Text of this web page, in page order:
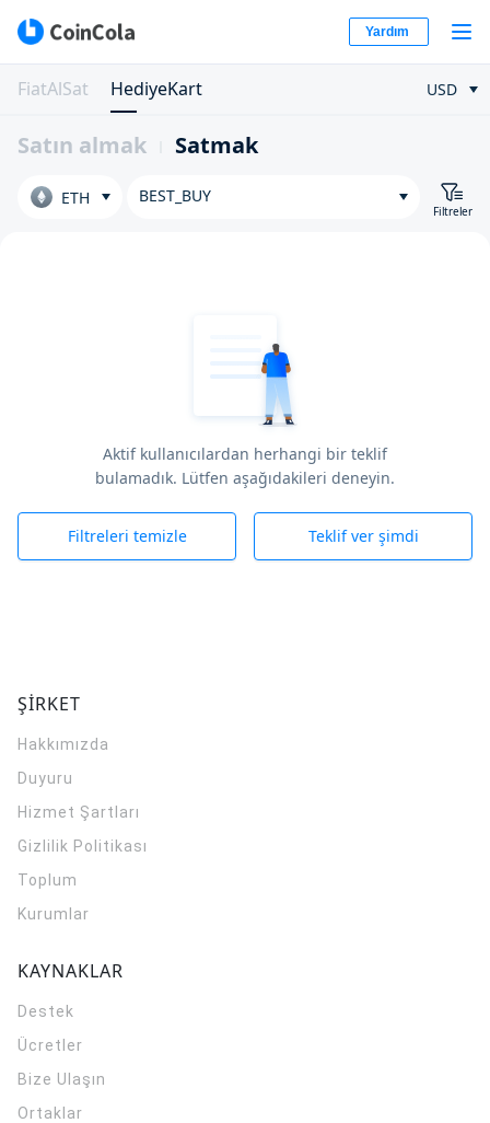
Yardım
FiatAlSat HediyeKart USD
Satın almak Satmak
ETH BEST_BUY
Filtreler
Aktif kullanıcılardan herhangi bir teklif
bulamadık. Lütfen aşağıdakileri deneyin.
Filtreleri temizle Teklif ver şimdi
ŞİRKET
Hakkımızda
Duyuru
Hizmet Şartları
Gizlilik Politikası
Toplum
Kurumlar
KAYNAKLAR
Destek
Ücretler
Bize Ulaşın
Ortaklar